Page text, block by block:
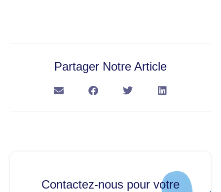
Partager Notre Article
Contactez-nous pour votre